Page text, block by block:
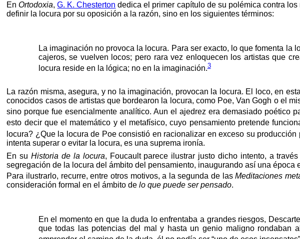
»Cogito y locura
EnOrtodoxia,G. K. Chesterton dedica el primer capítulo de su polémica contra
definir la locura por su oposición a la razón, sino en los siguientes términos:
La imaginación no provoca la locura. Para ser exacto, lo que fomenta
cajeros, se vuelven locos; pero rara vez enloquecen los artistas que
locura reside en la lógica; no en la imaginación.3
La razón misma, asegura, y no la imaginación, provocan la locura. El loco, en
conocidos casos de artistas que bordearon la locura, como Poe, Van Gogh o el
sino porque fue esencialmente analítico. Aun el ajedrez era demasiado poético
esto decir que el matemático y el metafísico, cuyo pensamiento pretende
locura? ¿Que la locura de Poe consistió en racionalizar en exceso su producción
intenta superar o evitar la locura, es una suprema ironía.
En suHistoria de la locura, Foucault parece ilustrar justo dicho intento, a
segregación de la locura del ámbito del pensamiento, inaugurando así una
Para ilustrarlo, recurre, entre otros motivos, a la segunda de lasMeditaciones
consideración formal en el ámbito delo que puede ser pensado.
En el momento en que la duda lo enfrentaba a grandes riesgos,
que todas las potencias del mal y hasta un genio maligno rondaban